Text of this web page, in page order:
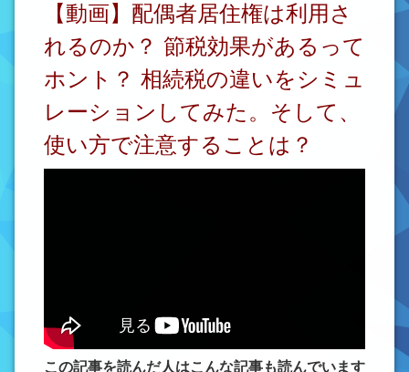
法律を勉強しよう
司法書士資格者・受験生募集中
【動画】配偶者居住権は利用さ
れるのか？ 節税効果があるって
ホント？ 相続税の違いをシミュ
レーションしてみた。そして、
使い方で注意することは？
この記事を読んだ人はこんな記事も読んでいます